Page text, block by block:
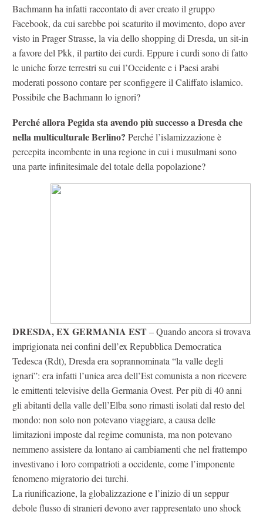
Bachmann ha infatti raccontato di aver creato il gruppo
Facebook, da cui sarebbe poi scaturito il movimento, dopo aver
visto in Prager Strasse, la via dello shopping di Dresda, un sit-in
a favore del Pkk, il partito dei curdi. Eppure i curdi sono di fatto
le uniche forze terrestri su cui l’Occidente e i Paesi arabi
moderati possono contare per sconfiggere il Califfato islamico.
Possibile che Bachmann lo ignori?
Perché allora Pegida sta avendo più successo a Dresda che
nella multiculturale Berlino? Perché l’islamizzazione è
percepita incombente in una regione in cui i musulmani sono
una parte infinitesimale del totale della popolazione?
DRESDA, EX GERMANIA EST– Quando ancora si trovava
imprigionata nei confini dell’ex Repubblica Democratica
Tedesca (Rdt), Dresda era soprannominata “la valle degli
ignari”: era infatti l’unica area dell’Est comunista a non ricevere
le emittenti televisive della Germania Ovest. Per più di 40 anni
gli abitanti della valle dell’Elba sono rimasti isolati dal resto del
mondo: non solo non potevano viaggiare, a causa delle
limitazioni imposte dal regime comunista, ma non potevano
nemmeno assistere da lontano ai cambiamenti che nel frattempo
investivano i loro compatrioti a occidente, come l’imponente
fenomeno migratorio dei turchi.
La riunificazione, la globalizzazione e l’inizio di un seppur
debole flusso di stranieri devono aver rappresentato uno shock